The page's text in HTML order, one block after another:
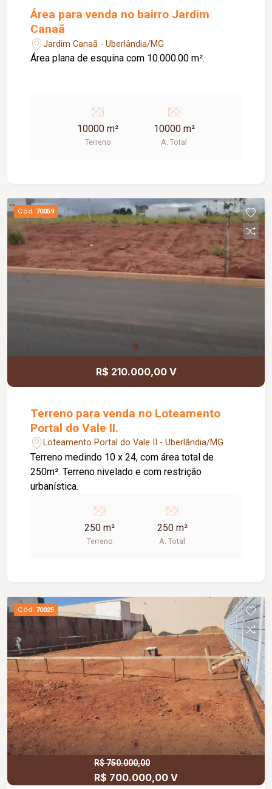
Área para venda no bairro Jardim
Canaã
Jardim Canaã - Uberlândia/MG
Área plana de esquina com 10.000.00 m².
10000 m²
Terreno
10000 m²
A. Total
Cód. 70059
R$ 210.000,00 V
Terreno para venda no Loteamento
Portal do Vale II.
Loteamento Portal do Vale II - Uberlândia/MG
Terreno medindo 10 x 24, com área total de
250m². Terreno nivelado e com restrição
urbanística.
250 m²
Terreno
250 m²
A. Total
Cód. 70025
R$ 750.000,00
R$ 700.000,00 V